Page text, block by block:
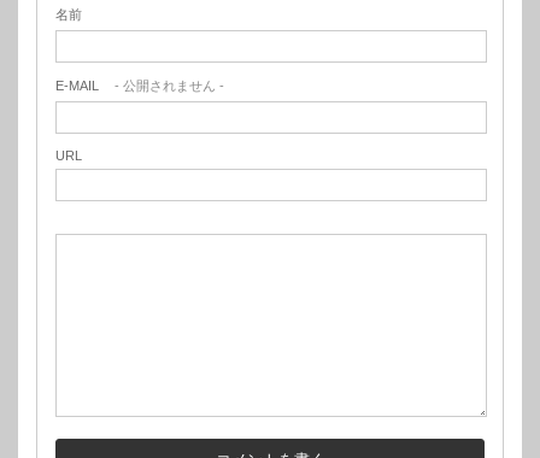
名前
E-MAIL - 公開されません -
URL